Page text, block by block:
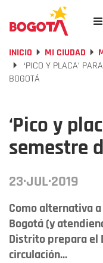
INICIO MI CIUDAD
‘PICO Y PLACA’
BOGOTÁ
‘Pico y
semestre
23·JUL·2019
Como alternativa
Bogotá (y
Distrito prepara el
circulación...